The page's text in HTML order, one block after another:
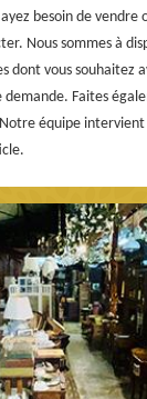
besoin de vendre
Nous sommes à
dont vous souhaitez
Faites
équipe intervient